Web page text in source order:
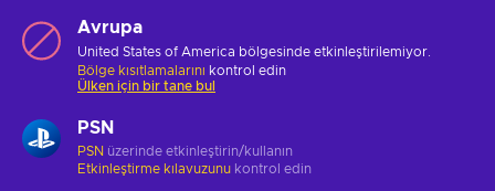
Avrupa
United States of America bölgesinde etkinleştirilemiyor.
Bölge kısıtlamalarını kontrol edin
Ülken için bir tane bul
PSN
PSN üzerinde etkinleştirin/kullanın
Etkinleştirme kılavuzunu kontrol edin